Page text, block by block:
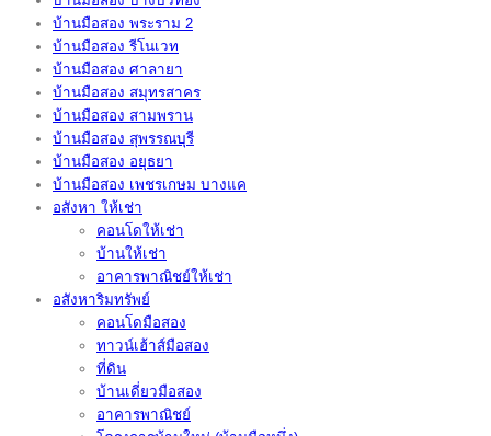
บ้านมือสอง พระราม 2
บ้านมือสอง รีโนเวท
บ้านมือสอง ศาลายา
บ้านมือสอง สมุทรสาคร
บ้านมือสอง สามพราน
บ้านมือสอง สุพรรณบุรี
บ้านมือสอง อยุธยา
บ้านมือสอง เพชรเกษม บางแค
อสังหา ให้เช่า
คอนโดให้เช่า
บ้านให้เช่า
อาคารพาณิชย์ให้เช่า
อสังหาริมทรัพย์
คอนโดมือสอง
ทาวน์เฮ้าส์มือสอง
ที่ดิน
บ้านเดี่ยวมือสอง
อาคารพาณิชย์